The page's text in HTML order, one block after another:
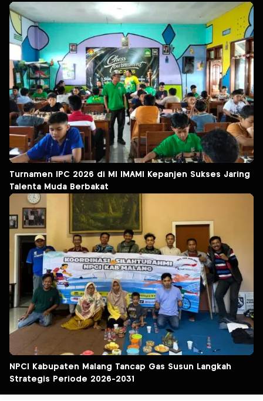
Turnamen IPC 2026 di MI IMAMI Kepanjen Sukses Jaring
Talenta Muda Berbakat
NPCI Kabupaten Malang Tancap Gas Susun Langkah
Strategis Periode 2026-2031